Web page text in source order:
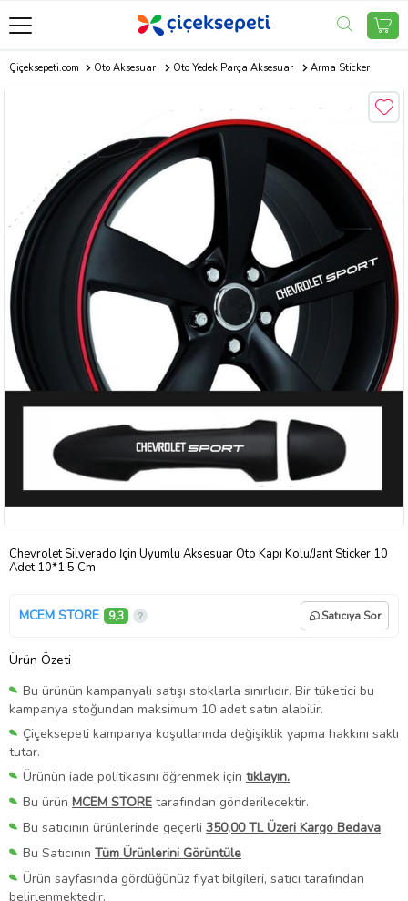
Çiçeksepeti.com Oto Aksesuar Oto Yedek Parça Aksesuar Arma Sticker
Chevrolet Silverado İçin Uyumlu Aksesuar Oto Kapı Kolu/Jant Sticker 10
Adet 10*1,5 Cm
MCEM STORE 9,3 Satıcıya Sor
Ürün Özeti
Bu ürünün kampanyalı satışı stoklarla sınırlıdır. Bir tüketici bu
kampanya stoğundan maksimum 10 adet satın alabilir.
Çiçeksepeti kampanya koşullarında değişiklik yapma hakkını saklı
tutar.
Ürünün iade politikasını öğrenmek için tıklayın.
Bu ürün MCEM STORE tarafından gönderilecektir.
Bu satıcının ürünlerinde geçerli 350,00 TL Üzeri Kargo Bedava
Bu Satıcının Tüm Ürünlerini Görüntüle
Ürün sayfasında gördüğünüz fiyat bilgileri, satıcı tarafından
belirlenmektedir.